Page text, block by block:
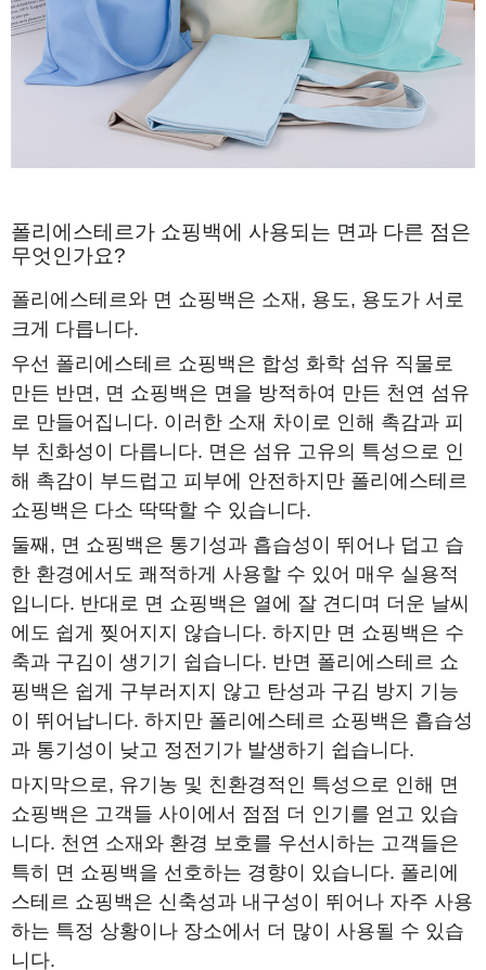
폴리에스테르가 쇼핑백에 사용되는 면과 다른 점은
무엇인가요?
폴리에스테르와 면 쇼핑백은 소재, 용도, 용도가 서로
크게 다릅니다.
우선 폴리에스테르 쇼핑백은 합성 화학 섬유 직물로
만든 반면, 면 쇼핑백은 면을 방적하여 만든 천연 섬유
로 만들어집니다. 이러한 소재 차이로 인해 촉감과 피
부 친화성이 다릅니다. 면은 섬유 고유의 특성으로 인
해 촉감이 부드럽고 피부에 안전하지만 폴리에스테르
쇼핑백은 다소 딱딱할 수 있습니다.
둘째, 면 쇼핑백은 통기성과 흡습성이 뛰어나 덥고 습
한 환경에서도 쾌적하게 사용할 수 있어 매우 실용적
입니다. 반대로 면 쇼핑백은 열에 잘 견디며 더운 날씨
에도 쉽게 찢어지지 않습니다. 하지만 면 쇼핑백은 수
축과 구김이 생기기 쉽습니다. 반면 폴리에스테르 쇼
핑백은 쉽게 구부러지지 않고 탄성과 구김 방지 기능
이 뛰어납니다. 하지만 폴리에스테르 쇼핑백은 흡습성
과 통기성이 낮고 정전기가 발생하기 쉽습니다.
마지막으로, 유기농 및 친환경적인 특성으로 인해 면
쇼핑백은 고객들 사이에서 점점 더 인기를 얻고 있습
니다. 천연 소재와 환경 보호를 우선시하는 고객들은
특히 면 쇼핑백을 선호하는 경향이 있습니다. 폴리에
스테르 쇼핑백은 신축성과 내구성이 뛰어나 자주 사용
하는 특정 상황이나 장소에서 더 많이 사용될 수 있습
니다.